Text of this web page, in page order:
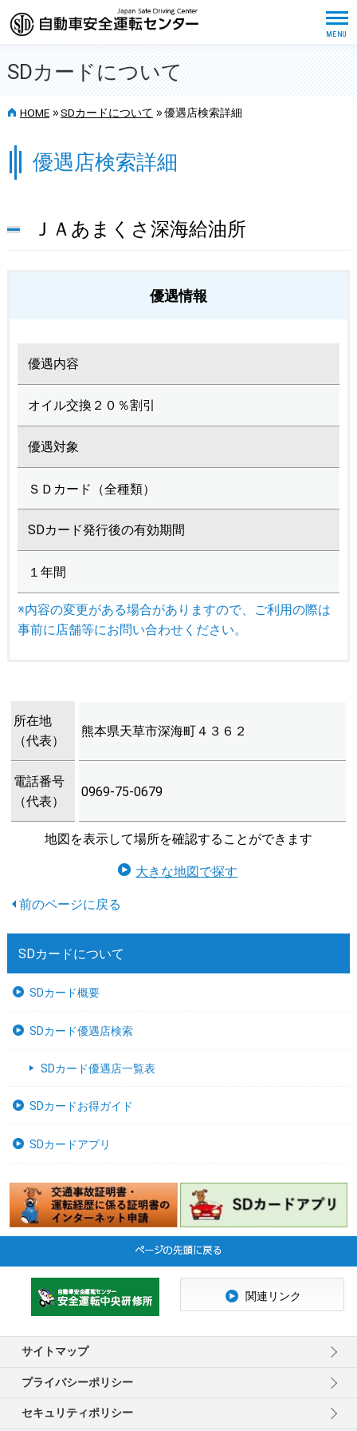
SDカードについて
HOME >> SDカードについて >> 優遇店検索詳細
優遇店検索詳細
ＪＡあまくさ深海給油所
優遇情報
優遇内容
オイル交換２０％割引
優遇対象
ＳＤカード（全種類）
SDカード発行後の有効期間
１年間
※内容の変更がある場合がありますので、ご利用の際は
事前に店舗等にお問い合わせください。
所在地
（代表）
熊本県天草市深海町４３６２
電話番号
（代表）
0969-75-0679
地図を表示して場所を確認することができます
大きな地図で探す
SDカードについて
SDカード概要
SDカード優遇店検索
SDカード優遇店一覧表
SDカードお得ガイド
SDカードアプリ
サイトマップ
プライバシーポリシー
セキュリティポリシー
関連リンク